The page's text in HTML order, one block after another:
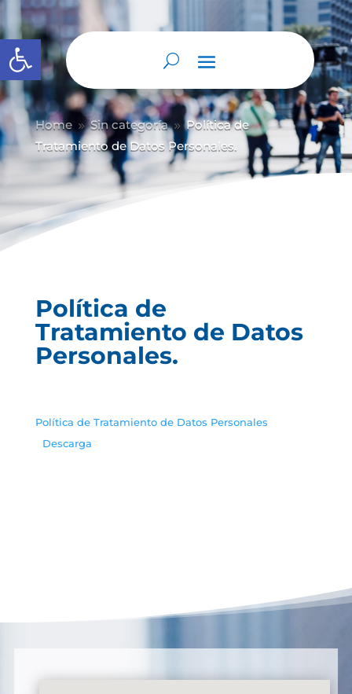
Abrir barra de herramientas
Home 9 Sin categoría 9 Política de
Tratamiento de Datos Personales.
Política de
Tratamiento de Datos
Personales.
Política de Tratamiento de Datos Personales
Descarga